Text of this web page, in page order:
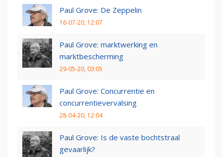
Paul Grove: De Zeppelin
16-07-20, 12:07
Paul Grove: marktwerking en
marktbescherming
29-05-20, 03:05
Paul Grove: Concurrentie en
concurrentievervalsing
28-04-20, 12:04
Paul Grove: Is de vaste bochtstraal
gevaarlijk?